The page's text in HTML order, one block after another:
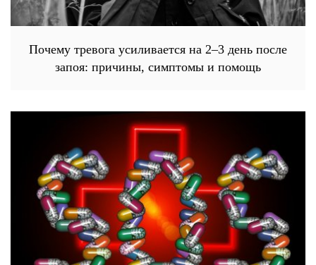
Почему тревога усиливается на 2–3 день после
запоя: причины, симптомы и помощь